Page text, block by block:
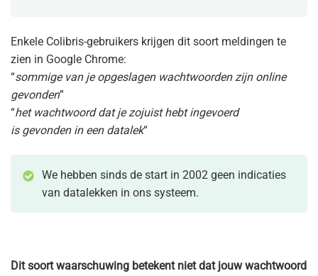
Enkele Colibris-gebruikers krijgen dit soort meldingen te
zien in Google Chrome:
“sommige van je opgeslagen wachtwoorden zijn online
gevonden”
“het wachtwoord dat je zojuist hebt ingevoerd
is gevonden in een datalek“
We hebben sinds de start in 2002 geen indicaties
van datalekken in ons systeem.
Dit soort waarschuwing betekent niet dat jouw wachtwoord